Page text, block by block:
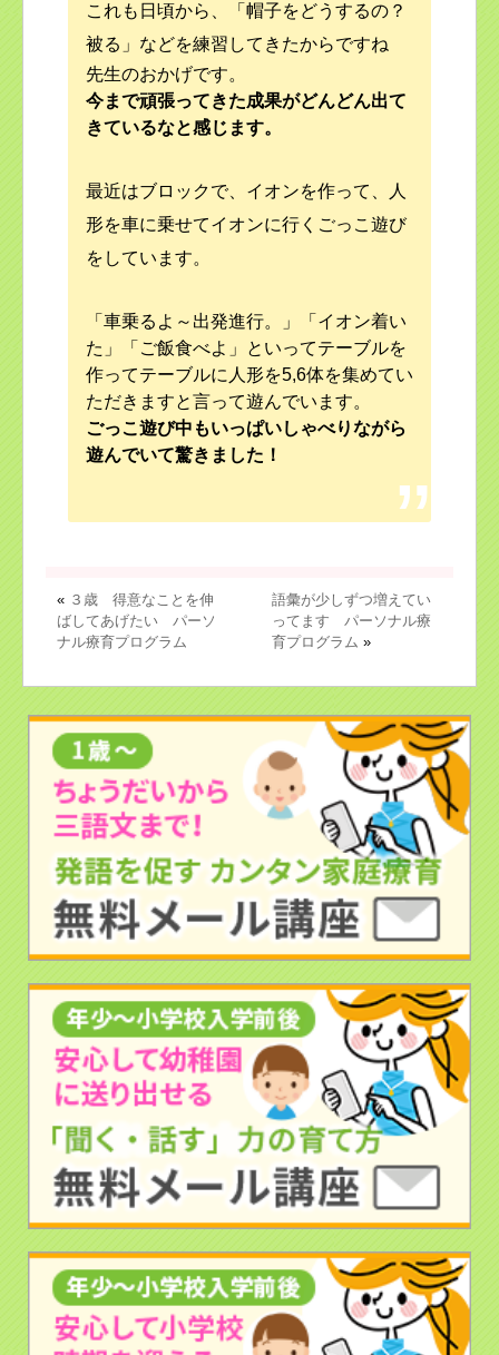
これも日頃から、「帽子をどうするの？
被る」などを練習してきたからですね
先生のおかげです。
今まで頑張ってきた成果がどんどん出て
きているなと感じます。
最近はブロックで、イオンを作って、人
形を車に乗せてイオンに行くごっこ遊び
をしています。
「車乗るよ～出発進行。」「イオン着い
た」「ご飯食べよ」といってテーブルを
作ってテーブルに人形を5,6体を集めてい
ただきますと言って遊んでいます。
ごっこ遊び中もいっぱいしゃべりながら
遊んでいて驚きました！
« ３歳 得意なことを伸
ばしてあげたい パーソ
ナル療育プログラム
語彙が少しずつ増えてい
ってます パーソナル療
育プログラム »